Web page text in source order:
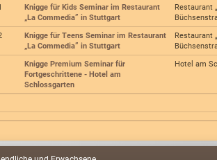
Knigge für Kids Seminar im Restaurant
„La Commedia” in Stuttgart
Restaurant
Knigge für Teens Seminar im Restaurant
„La Commedia” in Stuttgart
Restaurant
Knigge Premium Seminar für
Fortgeschrittene - Hotel am
Schlossgarten
Hotel am